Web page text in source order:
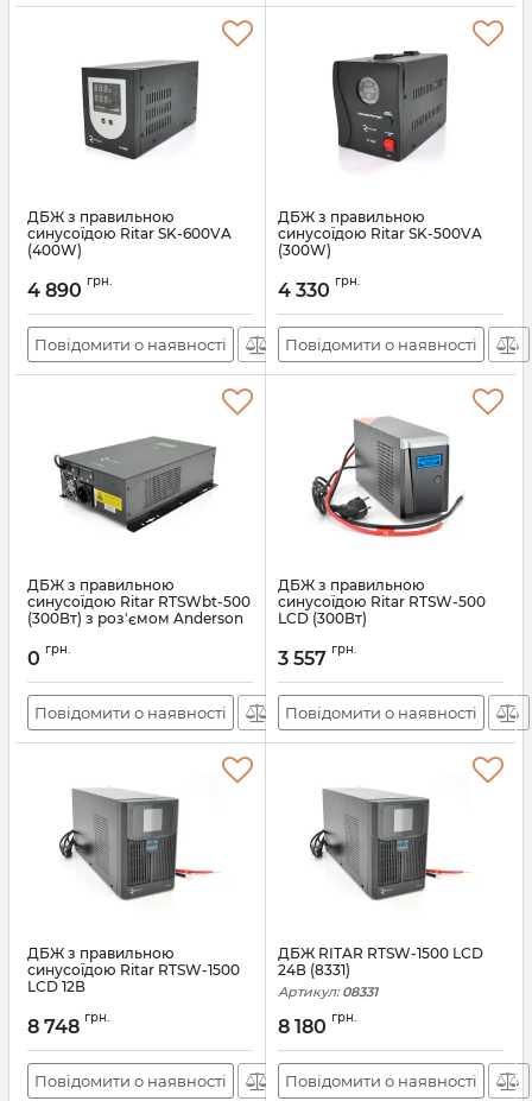
ДБЖ з правильною
синусоїдою Ritar SK-600VA
(400W)
4 890 грн.
Повідомити о наявності
ДБЖ з правильною
синусоїдою Ritar SK-500VA
(300W)
4 330 грн.
Повідомити о наявності
ДБЖ з правильною
синусоїдою Ritar RTSWbt-500
(300Вт) з роз'ємом Anderson
0 грн.
Повідомити о наявності
ДБЖ з правильною
синусоїдою Ritar RTSW-500
LCD (300Вт)
3 557 грн.
Повідомити о наявності
ДБЖ з правильною
синусоїдою Ritar RTSW-1500
LCD 12В
8 748 грн.
Повідомити о наявності
ДБЖ RITAR RTSW-1500 LCD
24В (8331)
Артикул: 08331
8 180 грн.
Повідомити о наявності